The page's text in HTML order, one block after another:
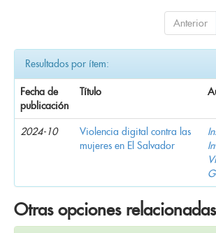
Anterior
Resultados por ítem:
Fecha de
publicación
Título
2024-10
Violencia digital contra las
mujeres en El Salvador
Otras opciones relacionadas